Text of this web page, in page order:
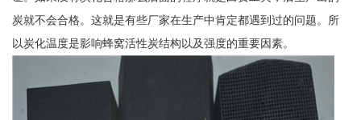
炭就不会合格。这就是有些厂家在生产中肯定都遇到过的问题。所
以炭化温度是影响蜂窝活性炭结构以及强度的重要因素。